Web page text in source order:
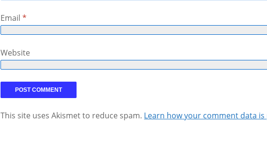
Email*
Website
This site uses Akismet to reduce spam. Learn how your comment data is